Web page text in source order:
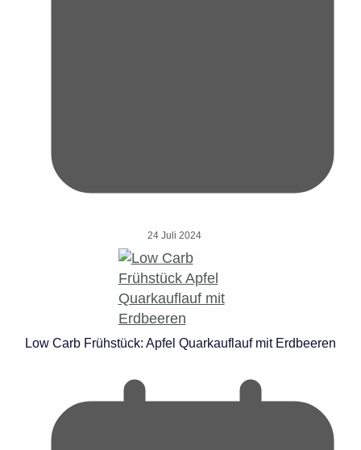
24 Juli 2024
Low Carb Frühstück: Apfel Quarkauflauf mit Erdbeeren